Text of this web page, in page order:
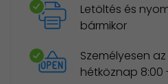
Letöltés és
bármikor
Személyesen
hétköznap 8:00